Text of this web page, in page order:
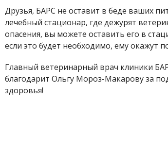
Друзья, БАРС не оставит в беде ваших
лечебный стационар, где дежурят
опасения, вы можете оставить его в
если это будет необходимо, ему окажут
Главный ветеринарный врач клиники
благодарит Ольгу Мороз-Макарову за
здоровья!